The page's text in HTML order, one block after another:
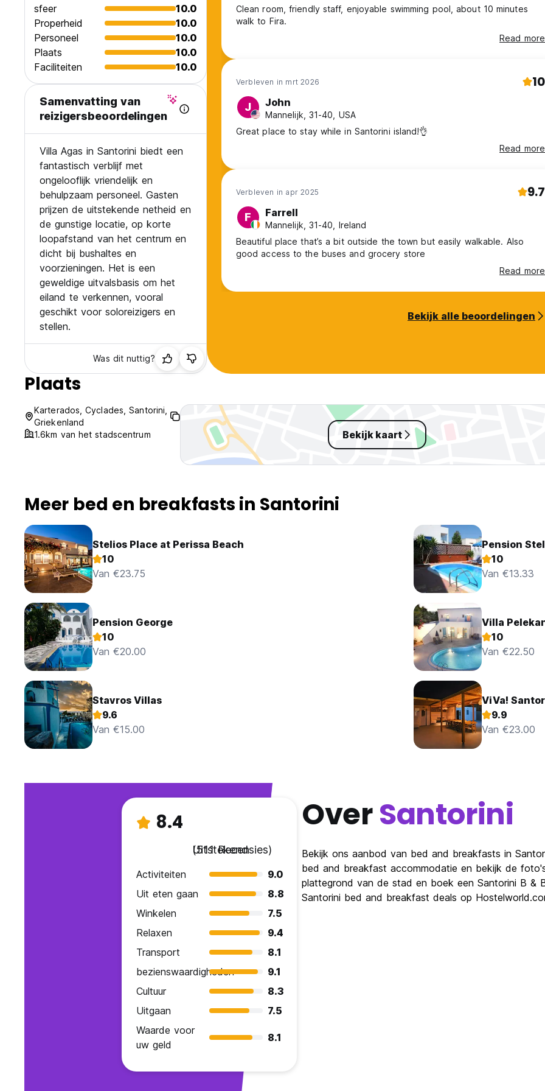
sfeer
10.0
Properheid
10.0
Personeel
10.0
Plaats
10.0
Faciliteiten
10.0
Samenvatting van
reizigersbeoordelingen
Villa Agas in Santorini biedt een
fantastisch verblijf met
ongelooflijk vriendelijk en
behulpzaam personeel. Gasten
prijzen de uitstekende netheid en
de gunstige locatie, op korte
loopafstand van het centrum en
dicht bij bushaltes en
voorzieningen. Het is een
geweldige uitvalsbasis om het
eiland te verkennen, vooral
geschikt voor soloreizigers en
stellen.
Was dit nuttig?
Clean room, friendly staff, enjoyable swimming pool, about 10 minutes
walk to Fira.
Read more
Verbleven in mrt 2026 10
J John
Mannelijk, 31-40, USA
Great place to stay while in Santorini island!👌
Read more
Verbleven in apr 2025 9.7
F Farrell
Mannelijk, 31-40, Ireland
Beautiful place that’s a bit outside the town but easily walkable. Also
good access to the buses and grocery store
Read more
Bekijk alle beoordelingen
Plaats
Karterados, Cyclades, Santorini,
Griekenland
1.6km van het stadscentrum
Bekijk kaart
Meer bed en breakfasts in Santorini
Stelios Place at Perissa Beach
10
Van €23.75
Pension
10
Van €13.33
Pension George
10
Van €20.00
Villa
10
Van €22.50
Stavros Villas
9.6
Van €15.00
ViVa!
9.9
Van €23.00
8.4
Uitstekend
(511 Recensies)
Activiteiten
9.0
Uit eten gaan
8.8
Winkelen
7.5
Relaxen
9.4
Transport
8.1
bezienswaardigheden
9.1
Cultuur
8.3
Uitgaan
7.5
Waarde voor
uw geld
8.1
OverSantorini
Bekijk ons ​​aanbod van bed and breakfasts in
bed and breakfast accommodatie en bekijk de
plattegrond van de stad en boek een Santorini B &
Santorini bed and breakfast deals op